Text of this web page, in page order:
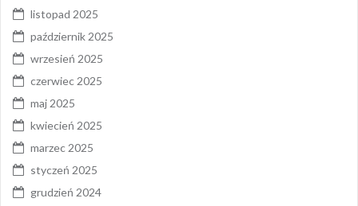
listopad 2025
październik 2025
wrzesień 2025
czerwiec 2025
maj 2025
kwiecień 2025
marzec 2025
styczeń 2025
grudzień 2024